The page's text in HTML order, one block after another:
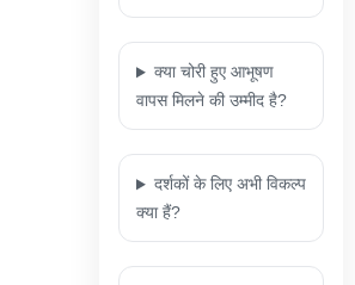
क्या चोरी हुए आभूषण
वापस मिलने की उम्मीद है?
दर्शकों के लिए अभी विकल्प
क्या हैं?